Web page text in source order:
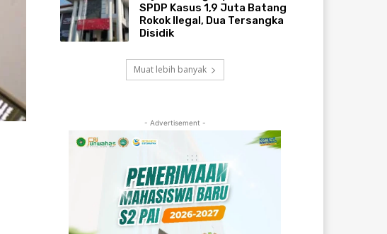
SPDP Kasus 1,9 Juta Batang
Rokok Ilegal, Dua Tersangka
Disidik
Muat lebih banyak
- Advertisement -